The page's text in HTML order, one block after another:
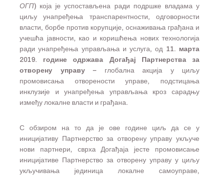
ОГП) која је успостављена ради подршке владама у
циљу унапређења транспарентности, одговорности
власти, борбе против корупције, оснаживања грађана и
учешћа јавности, као и коришћења нових технологија
ради унапређења управљања и услуга, од 11. марта
2019. године
одржава Догађај Партнерства
за
отворену управу– глобална акција у циљу
промовисања отворености управе, подстицања
инклузије и унапређења управљања кроз сарадњу
између локалне власти и грађана.
С обзиром на то да је ове године циљ да се у
иницијативу Партнерство за отворену управу укључе
нови партнери, сврха Догађаја јесте промовисање
иницијативе Партнерство за отворену управу у циљу
укључивања јединица локалне самоуправе,